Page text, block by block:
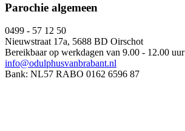
Parochie algemeen
0499 - 57 12 50
Nieuwstraat 17a, 5688 BD Oirschot
Bereikbaar op werkdagen van 9.00 - 12.00 uur
info@odulphusvanbrabant.nl
Bank: NL57 RABO 0162 6596 87